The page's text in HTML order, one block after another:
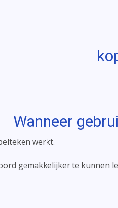
Wanneer
werkt.
gemakkelijker te kunnen